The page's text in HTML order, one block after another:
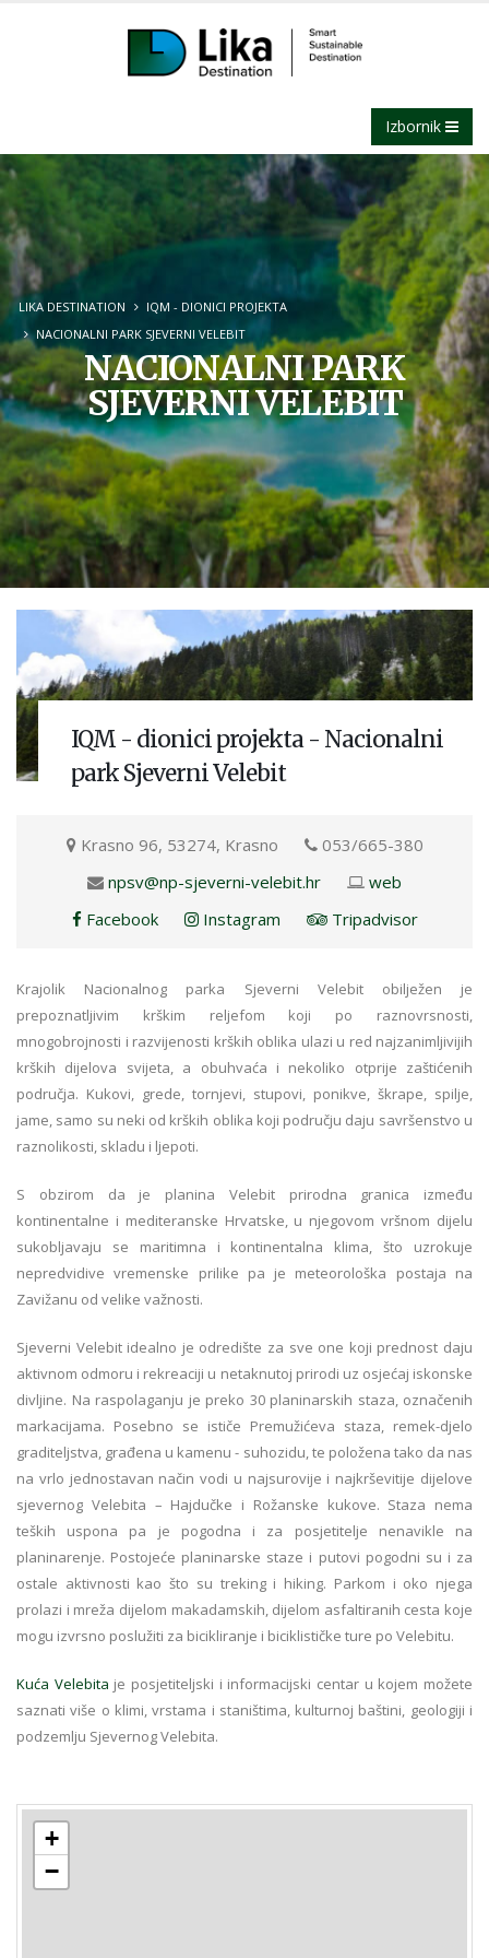
Izbornik
LIKA DESTINATION
IQM - DIONICI PROJEKTA
NACIONALNI PARK SJEVERNI VELEBIT
NACIONALNI PARK
SJEVERNI VELEBIT
IQM - dionici projekta - Nacionalni
park Sjeverni Velebit
Krasno 96, 53274, Krasno
053/665-380
npsv@np-sjeverni-velebit.hr
web
Facebook
Instagram Tripadvisor
Krajolik Nacionalnog parka Sjeverni Velebit obilježen je
prepoznatljivim krškim reljefom koji po raznovrsnosti,
mnogobrojnosti i razvijenosti krških oblika ulazi u red najzanimljivijih
krških dijelova svijeta, a obuhvaća i nekoliko otprije zaštićenih
područja. Kukovi, grede, tornjevi, stupovi, ponikve, škrape, spilje,
jame, samo su neki od krških oblika koji području daju savršenstvo u
raznolikosti, skladu i ljepoti.
S obzirom da je planina Velebit prirodna granica između
kontinentalne i mediteranske Hrvatske, u njegovom vršnom dijelu
sukobljavaju se maritimna i kontinentalna klima, što uzrokuje
nepredvidive vremenske prilike pa je meteorološka postaja na
Zavižanu od velike važnosti.
Sjeverni Velebit idealno je odredište za sve one koji prednost daju
aktivnom odmoru i rekreaciji u netaknutoj prirodi uz osjećaj iskonske
divljine. Na raspolaganju je preko 30 planinarskih staza, označenih
markacijama. Posebno se ističe Premužićeva staza, remek-djelo
graditeljstva, građena u kamenu - suhozidu, te položena tako da nas
na vrlo jednostavan način vodi u najsurovije i najkrševitije dijelove
sjevernog Velebita – Hajdučke i Rožanske kukove. Staza nema
teških uspona pa je pogodna i za posjetitelje nenavikle na
planinarenje. Postojeće planinarske staze i putovi pogodni su i za
ostale aktivnosti kao što su treking i hiking. Parkom i oko njega
prolazi i mreža dijelom makadamskih, dijelom asfaltiranih cesta koje
mogu izvrsno poslužiti za bicikliranje i biciklističke ture po Velebitu.
Kuća Velebita je posjetiteljski i informacijski centar u kojem možete
saznati više o klimi, vrstama i staništima, kulturnoj baštini, geologiji i
podzemlju Sjevernog Velebita.
+
−